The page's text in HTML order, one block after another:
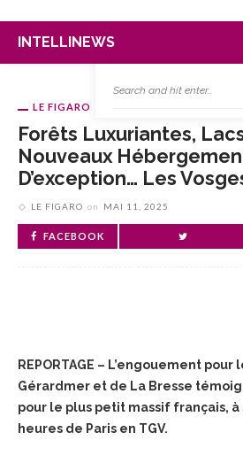
INTELLINEWS
LE FIGARO
Forêts Luxuriantes,
Nouveaux
D’exception… Les
LE FIGARO on MAI 11, 2025
FACEBOOK
REPORTAGE – L’engouement
Gérardmer et de La Bresse
pour le plus petit massif français,
heures de Paris en TGV.